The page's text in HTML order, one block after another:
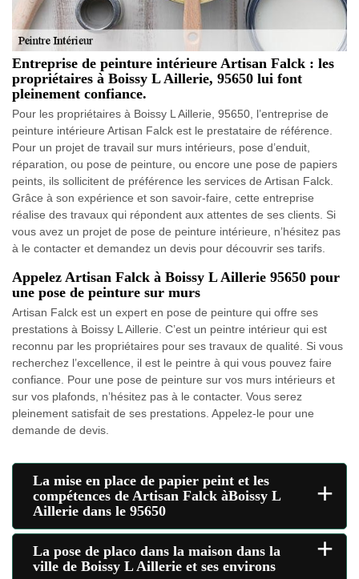
Entreprise de peinture intérieure Artisan Falck : les
propriétaires à Boissy L Aillerie, 95650 lui font
pleinement confiance.
Pour les propriétaires à Boissy L Aillerie, 95650, l’entreprise de
peinture intérieure Artisan Falck est le prestataire de référence.
Pour un projet de travail sur murs intérieurs, pose d’enduit,
réparation, ou pose de peinture, ou encore une pose de papiers
peints, ils sollicitent de préférence les services de Artisan Falck.
Grâce à son expérience et son savoir-faire, cette entreprise
réalise des travaux qui répondent aux attentes de ses clients. Si
vous avez un projet de pose de peinture intérieure, n’hésitez pas
à le contacter et demandez un devis pour découvrir ses tarifs.
Appelez Artisan Falck à Boissy L Aillerie 95650 pour
une pose de peinture sur murs
Artisan Falck est un expert en pose de peinture qui offre ses
prestations à Boissy L Aillerie. C’est un peintre intérieur qui est
reconnu par les propriétaires pour ses travaux de qualité. Si vous
recherchez l’excellence, il est le peintre à qui vous pouvez faire
confiance. Pour une pose de peinture sur vos murs intérieurs et
sur vos plafonds, n’hésitez pas à le contacter. Vous serez
pleinement satisfait de ses prestations. Appelez-le pour une
demande de devis.
La mise en place de papier peint et les
compétences de Artisan Falck àBoissy L
Aillerie dans le 95650
+
La pose de placo dans la maison dans la
ville de Boissy L Aillerie et ses environs
+